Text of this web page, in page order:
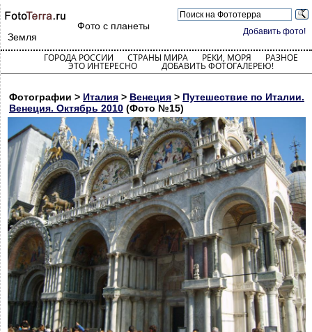
Добавить фото!
Фото с планеты
Земля
ГОРОДА РОССИИ СТРАНЫ МИРА РЕКИ, МОРЯ РАЗНОЕ
ЭТО ИНТЕРЕСНО ДОБАВИТЬ ФОТОГАЛЕРЕЮ!
Фотографии > Италия > Венеция > Путешествие по Италии.
Венеция. Октябрь 2010 (Фото №15)